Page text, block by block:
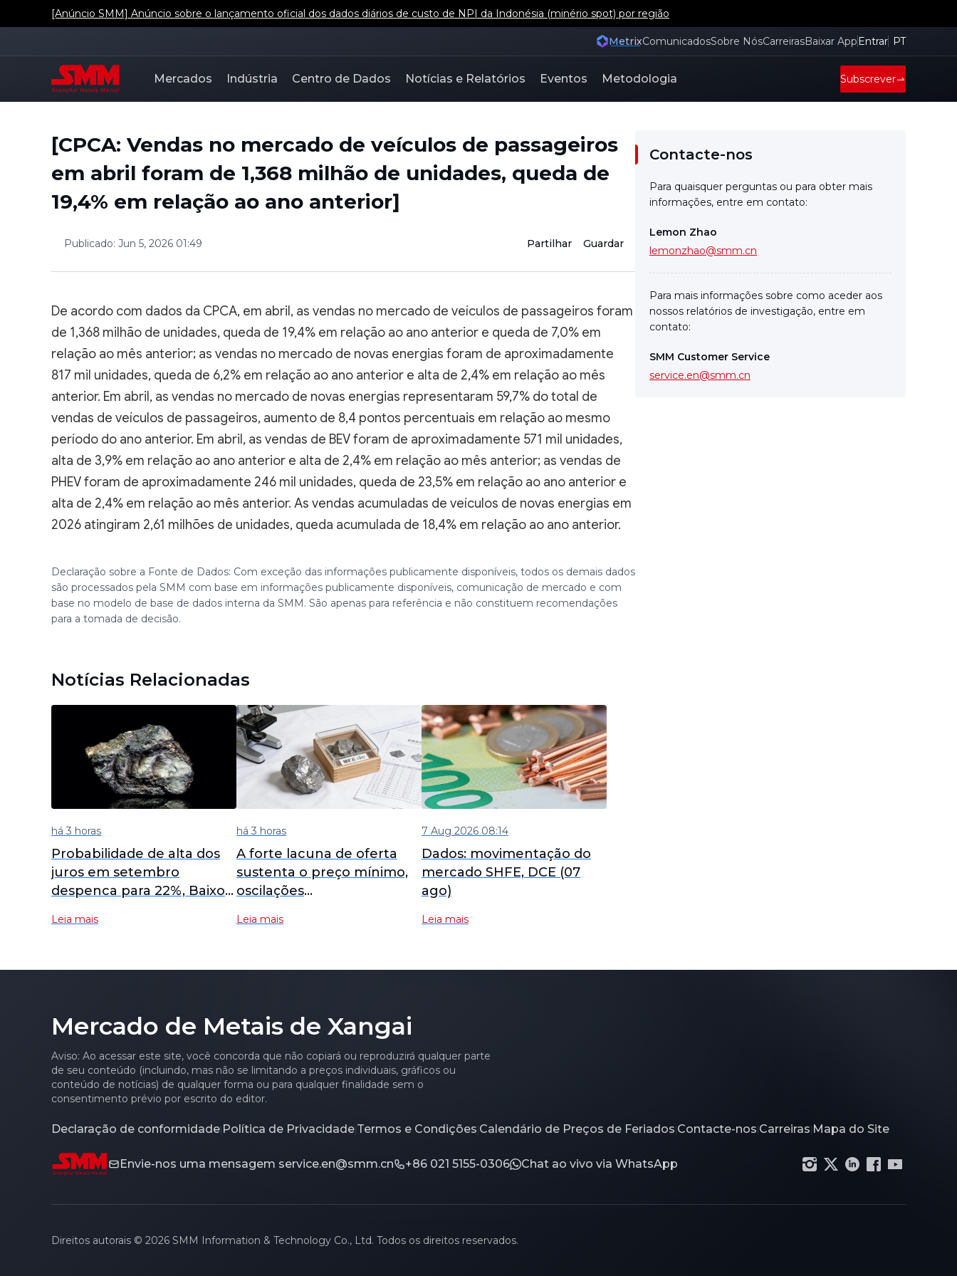
[Anúncio SMM] Anúncio sobre o lançamento oficial dos dados diários de custo de NPI da Indonésia (minério spot) por região
MetrixComunicadosSobre NósCarreirasBaixar App Entrar PT
Mercados Indústria Centro de Dados Notícias e Relatórios Eventos Metodologia Subscrever
[CPCA: Vendas no mercado de veículos de passageiros
em abril foram de 1,368 milhão de unidades, queda de
19,4% em relação ao ano anterior]
Publicado: Jun 5, 2026 01:49 Partilhar Guardar
De acordo com dados da CPCA, em abril, as vendas no mercado de veículos de passageiros foram
de 1,368 milhão de unidades, queda de 19,4% em relação ao ano anterior e queda de 7,0% em
relação ao mês anterior; as vendas no mercado de novas energias foram de aproximadamente
817 mil unidades, queda de 6,2% em relação ao ano anterior e alta de 2,4% em relação ao mês
anterior. Em abril, as vendas no mercado de novas energias representaram 59,7% do total de
vendas de veículos de passageiros, aumento de 8,4 pontos percentuais em relação ao mesmo
período do ano anterior. Em abril, as vendas de BEV foram de aproximadamente 571 mil unidades,
alta de 3,9% em relação ao ano anterior e alta de 2,4% em relação ao mês anterior; as vendas de
PHEV foram de aproximadamente 246 mil unidades, queda de 23,5% em relação ao ano anterior e
alta de 2,4% em relação ao mês anterior. As vendas acumuladas de veículos de novas energias em
2026 atingiram 2,61 milhões de unidades, queda acumulada de 18,4% em relação ao ano anterior.
Declaração sobre a Fonte de Dados: Com exceção das informações publicamente disponíveis, todos os demais dados
são processados pela SMM com base em informações publicamente disponíveis, comunicação de mercado e com
base no modelo de base de dados interna da SMM. São apenas para referência e não constituem recomendações
para a tomada de decisão.
Notícias Relacionadas
há 3 horas
Probabilidade de alta dos
juros em setembro
despenca para 22%, Baixo
Dois Impulsionadores
Leia mais
há 3 horas
A forte lacuna de oferta
sustenta o preço mínimo,
oscilações
dominam o ritmo de curto
Leia mais
7 Aug 2026 08:14
Dados: movimentação do
mercado SHFE, DCE (07
ago)
Leia mais
Contacte-nos
Para quaisquer perguntas ou para obter mais
informações, entre em contato:
Lemon Zhao
lemonzhao@smm.cn
Para mais informações sobre como aceder aos
nossos relatórios de investigação, entre em
contato:
SMM Customer Service
service.en@smm.cn
Mercado de Metais de Xangai
Aviso: Ao acessar este site, você concorda que não copiará ou reproduzirá qualquer parte
de seu conteúdo (incluindo, mas não se limitando a preços individuais, gráficos ou
conteúdo de notícias) de qualquer forma ou para qualquer finalidade sem o
consentimento prévio por escrito do editor.
Declaração de conformidade|Política de Privacidade|Termos e Condições|Calendário de Preços de Feriados|Contacte-nos|Carreiras|Mapa do Site
Envie-nos uma mensagem service.en@smm.cn +86 021 5155-0306 Chat ao vivo via WhatsApp
Direitos autorais © 2026 SMM Information & Technology Co., Ltd. Todos os direitos reservados.